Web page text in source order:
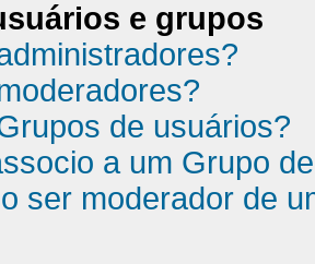
e grupos
de usuários?
a um Grupo
ser moderador de